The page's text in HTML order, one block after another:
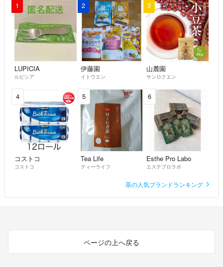
1
LUPICIA
ルピシア
2
伊藤園
イトウエン
3
山麓園
サンロクエン
4
コストコ
コストコ
5
Tea Life
ティーライフ
6
Esthe Pro Labo
エステプロラボ
茶の人気ブランドランキング
ページの上へ戻る